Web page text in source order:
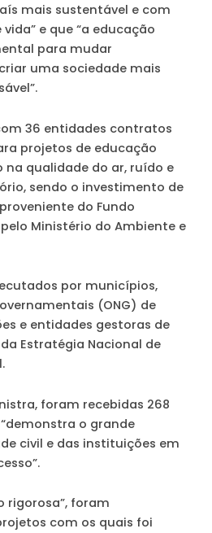
mais sustentável e com
e que “a educação
para mudar
uma sociedade mais
36 entidades contratos
projetos de educação
qualidade do ar, ruído e
sendo o investimento de
do Fundo
Ministério do Ambiente e
por municípios,
(ONG) de
e entidades gestoras de
Estratégia Nacional de
foram recebidas 268
o grande
civil e das instituições em
rigorosa”, foram
com os quais foi